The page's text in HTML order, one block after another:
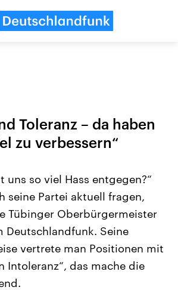
Anhalt
am 6.
neuen
das
Koalition aus
USA
Aktuelle Beiträge,
Hintergründe
Wirtschaftlich und
gehören die Vereinigten
den mächtigsten Ländern
mit großem Einfluss auf
Toleranz – da haben
zu verbessern“
uns so viel Hass entgegen?“
seine Partei aktuell fragen,
Tübinger Oberbürgermeister
Deutschlandfunk. Seine
vertrete man Positionen mit
Intoleranz“, das mache die